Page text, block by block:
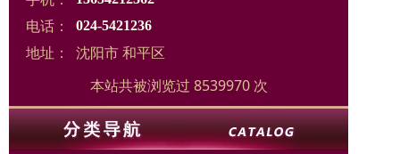
电话： 024-5421236
地址：
沈阳市 和平区
本站共被浏览过 8539970 次